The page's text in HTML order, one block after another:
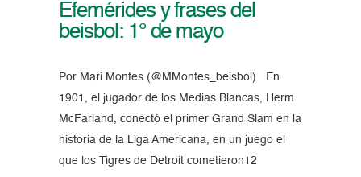
Efemérides y frases del
beisbol: 1° de mayo
Por Mari Montes (@MMontes_beisbol) En
1901, el jugador de los Medias Blancas, Herm
McFarland, conectó el primer Grand Slam en la
historia de la Liga Americana, en un juego el
que los Tigres de Detroit cometieron12